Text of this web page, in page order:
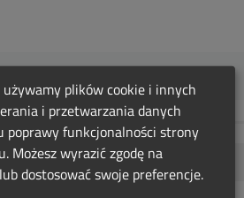
plików cookie i innych
i przetwarzania danych
poprawy funkcjonalności strony
Możesz wyrazić zgodę na
dostosować swoje preferencje.